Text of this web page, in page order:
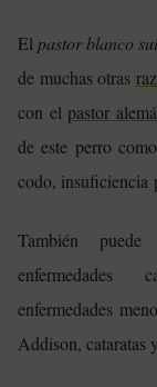
El pastor blanco
de muchas otras
con el pastor
de este perro
codo, insuficiencia
También puede
enfermedades
Addison, cataratas